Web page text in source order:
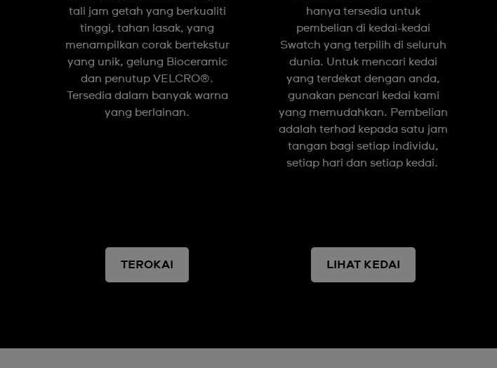
tali jam getah yang berkualiti
tinggi, tahan lasak, yang
menampilkan corak bertekstur
yang unik, gelung Bioceramic
dan penutup VELCRO®.
Tersedia dalam banyak warna
yang berlainan.
TEROKAI
hanya tersedia untuk
pembelian di kedai-kedai
Swatch yang terpilih di seluruh
dunia. Untuk mencari kedai
yang terdekat dengan anda,
gunakan pencari kedai kami
yang memudahkan. Pembelian
adalah terhad kepada satu jam
tangan bagi setiap individu,
setiap hari dan setiap kedai.
LIHAT KEDAI